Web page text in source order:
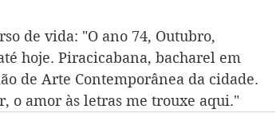
de vida: "O ano 74, Outubro,
hoje. Piracicabana, bacharel em
de Arte Contemporânea da cidade.
o amor às letras me trouxe aqui."